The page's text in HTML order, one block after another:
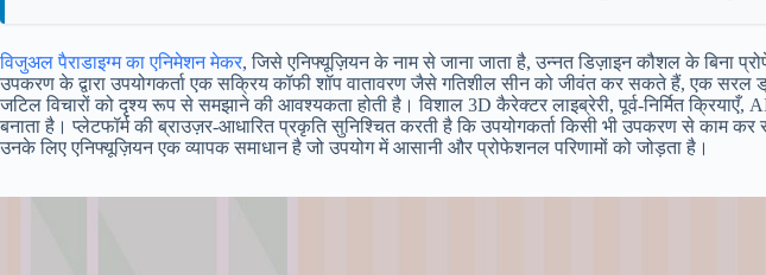
विजुअल पैराडाइग्म का एनिमेशन मेकर, जिसे एनिफ्यूज़ियन के नाम से जाना जाता है, उन्नत डिज़ाइन कौशल के बिना
उपकरण के द्वारा उपयोगकर्ता एक सक्रिय कॉफी शॉप वातावरण जैसे गतिशील सीन को जीवंत कर सकते हैं, एक सरल
जटिल विचारों को दृश्य रूप से समझाने की आवश्यकता होती है। विशाल 3D कैरेक्टर लाइब्रेरी, पूर्व-निर्मित
बनाता है। प्लेटफॉर्म की ब्राउज़र-आधारित प्रकृति सुनिश्चित करती है कि उपयोगकर्ता किसी भी उपकरण से काम
उनके लिए एनिफ्यूज़ियन एक व्यापक समाधान है जो उपयोग में आसानी और प्रोफेशनल परिणामों को जोड़ता है।